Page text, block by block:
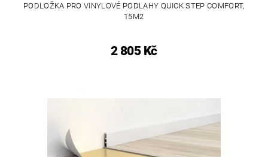
PODLOŽKA PRO VINYLOVÉ PODLAHY QUICK STEP COMFORT,
15M2
2 805 Kč